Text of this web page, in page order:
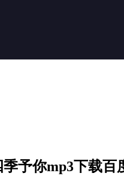
予你mp3下载百